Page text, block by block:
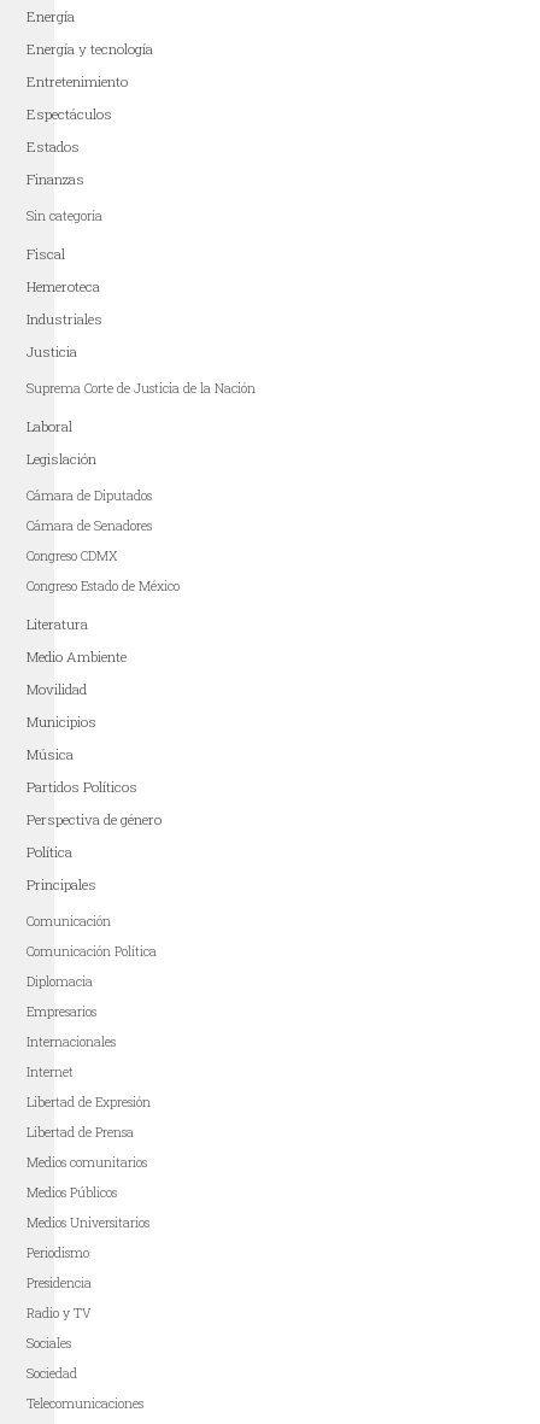
Energía
Energía y tecnología
Entretenimiento
Espectáculos
Estados
Finanzas
Sin categoría
Fiscal
Hemeroteca
Industriales
Justicia
Suprema Corte de Justicia de la Nación
Laboral
Legislación
Cámara de Diputados
Cámara de Senadores
Congreso CDMX
Congreso Estado de México
Literatura
Medio Ambiente
Movilidad
Municipios
Música
Partidos Políticos
Perspectiva de género
Política
Principales
Comunicación
Comunicación Política
Diplomacia
Empresarios
Internacionales
Internet
Libertad de Expresión
Libertad de Prensa
Medios comunitarios
Medios Públicos
Medios Universitarios
Periodismo
Presidencia
Radio y TV
Sociales
Sociedad
Telecomunicaciones